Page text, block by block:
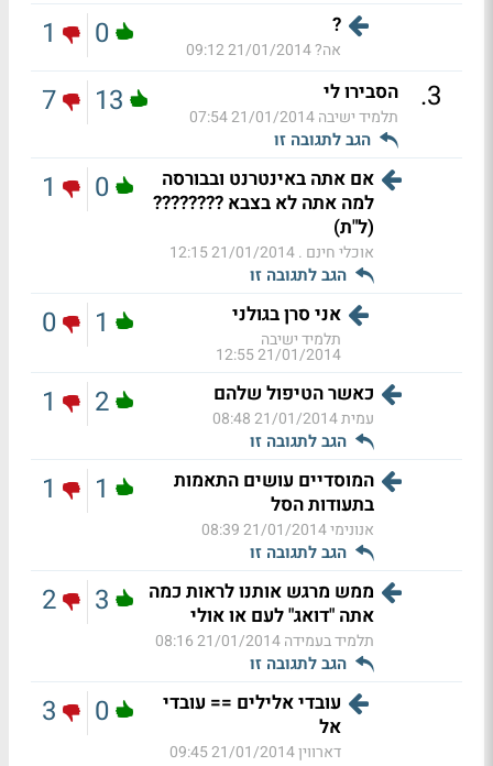
?
אה?21/01/2014 09:12
0
1
3
. הסבירו לי
תלמיד ישיבה21/01/2014 07:54
הגב לתגובה זו
13
7
אם אתה באינטרנט ובבורסה
למה אתה לא בצבא ????????
(ל"ת)
אוכלי חינם .21/01/2014 12:15
הגב לתגובה זו
0
1
אני סרן בגולני
תלמיד ישיבה
21/01/2014 12:55
1
0
כאשר הטיפול שלהם
עמית21/01/2014 08:48
הגב לתגובה זו
2
1
המוסדיים עושים התאמות
בתעודות הסל
אנונימי21/01/2014 08:39
הגב לתגובה זו
1
1
ממש מרגש אותנו לראות כמה
אתה "דואג" לעם או אולי
תלמיד בעמידה21/01/2014 08:16
הגב לתגובה זו
3
2
עובדי אלילים == עובדי
אל
דארווין21/01/2014 09:45
0
3